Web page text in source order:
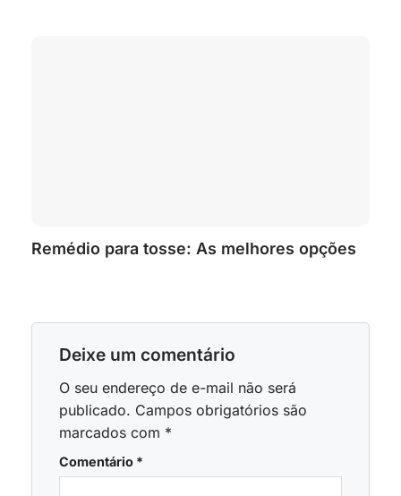
Remédio para tosse: As melhores opções
Deixe um comentário
O seu endereço de e-mail não será
publicado. Campos obrigatórios são
marcados com *
Comentário *